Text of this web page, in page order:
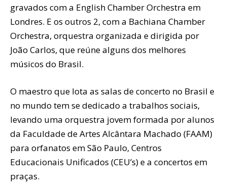
gravados com a English Chamber Orchestra em
Londres. E os outros 2, com a Bachiana Chamber
Orchestra, orquestra organizada e dirigida por
João Carlos, que reúne alguns dos melhores
músicos do Brasil.
O maestro que lota as salas de concerto no Brasil e
no mundo tem se dedicado a trabalhos sociais,
levando uma orquestra jovem formada por alunos
da Faculdade de Artes Alcântara Machado (FAAM)
para orfanatos em São Paulo, Centros
Educacionais Unificados (CEU’s) e a concertos em
praças.